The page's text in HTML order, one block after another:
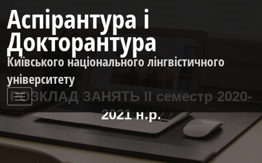
контенту
Аспірантура і
Докторантура
Київського національного лінгвістичного
університету
РОЗКЛАД ЗАНЯТЬ ІІ семестр 2020-
2021 н.р.